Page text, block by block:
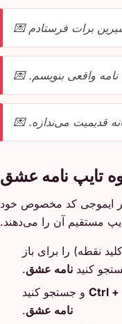
برات فرستادم 💌
نامه واقعی بنویسم. 💌
قدیمیت می‌ندازه. 💌
تایپ نامه عشق
ایموجی کد مخصوص خود
مستقیم آن را می‌دهند.
نقطه) را برای باز
کنید نامه عشق.
Ctrl + و جستجو کنید
نامه عشق.